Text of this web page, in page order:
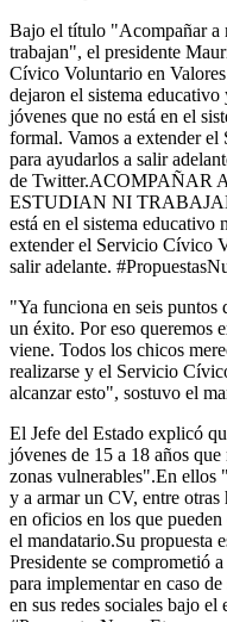
Bajo el título "Acompañar a
trabajan", el presidente
Cívico Voluntario en
dejaron el sistema
jóvenes que no está en el
formal. Vamos a extender
para ayudarlos a salir
de Twitter.ACOMPAÑAR
ESTUDIAN NI
está en el sistema educativo
extender el Servicio Cívico
salir adelante.
"Ya funciona en seis puntos
un éxito. Por eso queremos
viene. Todos los chicos
realizarse y el Servicio
alcanzar esto", sostuvo el
El Jefe del Estado explicó
jóvenes de 15 a 18 años
zonas vulnerables".En ellos
y a armar un CV, entre
en oficios en los que
el mandatario.Su propuesta
Presidente se comprometió
para implementar en caso
en sus redes sociales bajo